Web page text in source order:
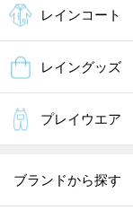
レインコート
レイングッズ
プレイウエア
ブランドから探す